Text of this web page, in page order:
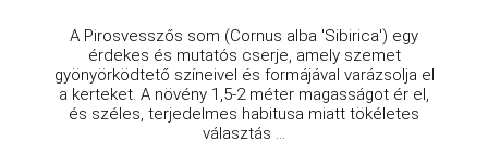
A Pirosvesszős som (Cornus alba 'Sibirica') egy
érdekes és mutatós cserje, amely szemet
gyönyörködtető színeivel és formájával varázsolja el
a kerteket. A növény 1,5-2 méter magasságot ér el,
és széles, terjedelmes habitusa miatt tökéletes
választás ...